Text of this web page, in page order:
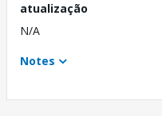
atualização
N/A
Notes